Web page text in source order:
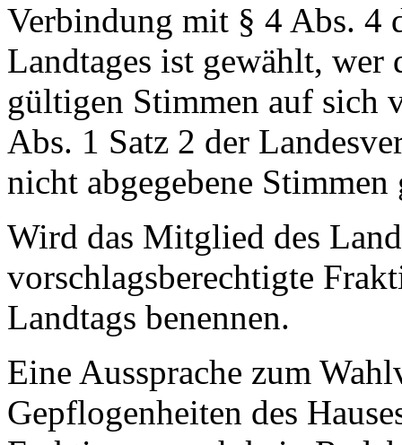
Verbindung mit § 4 Abs. 4
Landtages ist gewählt, wer
gültigen Stimmen auf sich
Abs. 1 Satz 2 der
nicht abgegebene
Wird das Mitglied des
vorschlagsberechtigte
Landtags benennen.
Eine Aussprache zum
Gepflogenheiten des